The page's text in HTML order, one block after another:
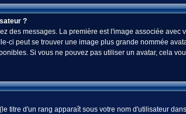
?
des messages. La première est l'image associée
ci peut se trouver une image plus grande nommée
Si vous ne pouvez pas utiliser un avatar, cela
titre d'un rang apparaît sous votre nom d'utilisateur